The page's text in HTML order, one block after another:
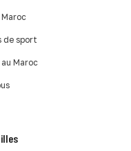
de sport
Maroc